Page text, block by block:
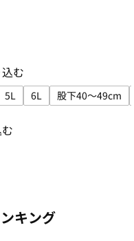
む
: LL
り込み: 3L
ズで絞り込み: 4L
5L
サイズで絞り込み: 5L
6L
サイズで絞り込み: 6L
股下40～49cm
サイズで
キング